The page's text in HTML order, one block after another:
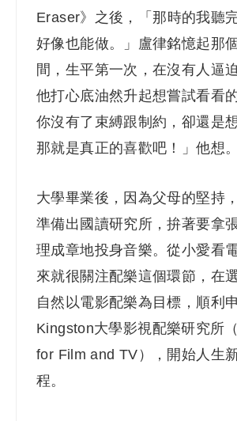
Eraser》之後，「那時的我聽
好像也能做。
」盧律銘憶起那
間， 生平第一次，在沒有人逼
他打心底油然升起想嘗試看看
你沒有了束縛跟制約，卻還是
那就是真正的喜歡吧！」他想。
大學畢業後，因為父母的堅持
準備出國讀研究所，拚著要拿
理成章地投身音樂。從小愛看
來就很關注配樂這個環節，在
自然以電影配樂為目標，順利
Kingston大學影視配樂研究所
for Film and TV），開始人生
程。